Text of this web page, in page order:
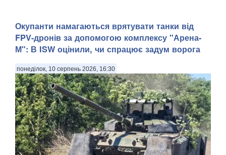
Окупанти намагаються врятувати танки від
FPV-дронів за допомогою комплексу "Арена-
М": В ISW оцінили, чи спрацює задум ворога
понеділок, 10 серпень 2026, 16:30